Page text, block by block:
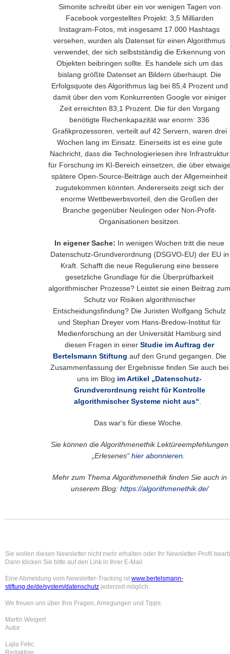
Simonite schreibt über ein vor wenigen Tagen von
Facebook vorgestelltes Projekt: 3,5 Milliarden
Instagram-Fotos, mit insgesamt 17.000 Hashtags
versehen, wurden als Datenset für einen Algorithmus
verwendet, der sich selbstständig die Erkennung von
Objekten beibringen sollte. Es handele sich um das
bislang größte Datenset an Bildern überhaupt. Die
Erfolgsquote des Algorithmus lag bei 85,4 Prozent und
damit über den vom Konkurrenten Google vor einiger
Zeit erreichten 83,1 Prozent. Die für den Vorgang
benötigte Rechenkapazität war enorm: 336
Grafikprozessoren, verteilt auf 42 Servern, waren drei
Wochen lang im Einsatz. Einerseits ist es eine gute
Nachricht, dass die Technologieriesen ihre Infrastruktur
für Forschung im KI-Bereich einsetzen, die über
spätere Open-Source-Beiträge auch der Allgemeinheit
zugutekommen könnten. Andererseits zeigt sich der
enorme Wettbewerbsvorteil, den die Großen der
Branche gegenüber Neulingen oder Non-Profit-
Organisationen besitzen.
In eigener Sache: In wenigen Wochen tritt die neue
Datenschutz-Grundverordnung (DSGVO-EU) der EU in
Kraft. Schafft die neue Regulierung eine bessere
gesetzliche Grundlage für die Überprüfbarkeit
algorithmischer Prozesse? Leistet sie einen Beitrag zum
Schutz vor Risiken algorithmischer
Entscheidungsfindung? Die Juristen Wolfgang Schulz
und Stephan Dreyer vom Hans-Bredow-Institut für
Medienforschung an der Universität Hamburg sind
diesen Fragen in einer Studie im Auftrag der
Bertelsmann Stiftung auf den Grund gegangen. Die
Zusammenfassung der Ergebnisse finden Sie auch bei
uns im Blog im Artikel „Datenschutz-
Grundverordnung reicht für Kontrolle
algorithmischer Systeme nicht aus“
Das war‘s für diese Woche.
Sie können die Algorithmenethik Lektüreempfehlungen
„Erlesenes“ hier abonnieren
Mehr zum Thema Algorithmenethik finden Sie auch in
unserem Blog: https://algorithmenethik.de/
Sie wollen diesen Newsletter nicht mehr erhalten oder Ihr Newsletter-Profil
Dann klicken Sie bitte auf den Link in Ihrer E-Mail.
Eine Abmeldung vom Newsletter-Tracking ist www.bertelsmann-
stiftung.de/de/system/datenschutz jederzeit möglich.
Wir freuen uns über Ihre Fragen, Anregungen und Tipps:
Martin Weigert
Autor
Lajla Fetic
Redaktion